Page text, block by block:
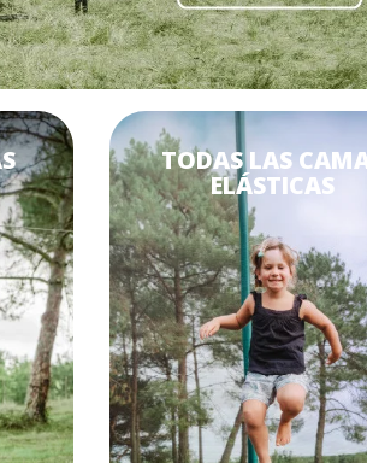
TODAS LAS
ELÁSTICAS